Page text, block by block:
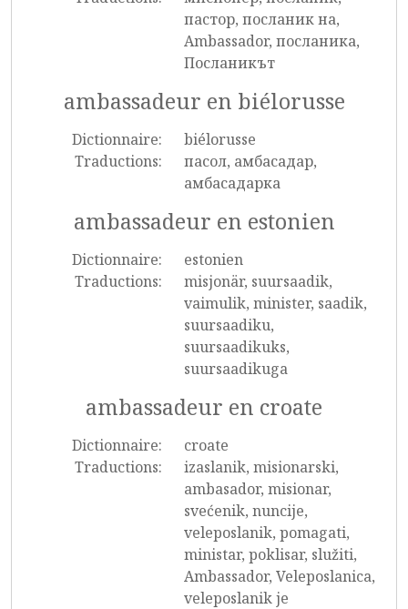
пастор, посланик на,
Ambassador, посланика,
Посланикът
ambassadeur en biélorusse
Dictionnaire:
biélorusse
Traductions:
пасол, амбасадар,
амбасадарка
ambassadeur en estonien
Dictionnaire:
estonien
Traductions:
misjonär, suursaadik,
vaimulik, minister, saadik,
suursaadiku,
suursaadikuks,
suursaadikuga
ambassadeur en croate
Dictionnaire:
croate
Traductions:
izaslanik, misionarski,
ambasador, misionar,
svećenik, nuncije,
veleposlanik, pomagati,
ministar, poklisar, služiti,
Ambassador, Veleposlanica,
veleposlanik je